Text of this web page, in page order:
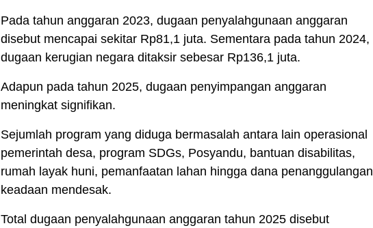
Pada tahun anggaran 2023, dugaan penyalahgunaan anggaran
disebut mencapai sekitar Rp81,1 juta. Sementara pada tahun 2024,
dugaan kerugian negara ditaksir sebesar Rp136,1 juta.
Adapun pada tahun 2025, dugaan penyimpangan anggaran
meningkat signifikan.
Sejumlah program yang diduga bermasalah antara lain operasional
pemerintah desa, program SDGs, Posyandu, bantuan disabilitas,
rumah layak huni, pemanfaatan lahan hingga dana penanggulangan
keadaan mendesak.
Total dugaan penyalahgunaan anggaran tahun 2025 disebut